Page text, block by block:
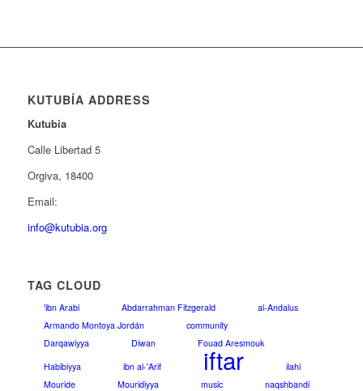
KUTUBÍA ADDRESS
Kutubia
Calle Libertad 5
Orgiva, 18400
Email:
info@kutubia.org
TAG CLOUD
'ibn Arabi Abdarrahman Fitzgerald
al-Andalus
Armando Montoya Jordán
community
Darqawiyya
Diwan
Fouad Aresmouk
Habibiyya
ibn al-'Arif iftar
ilahi
Mouride
Mouridiyya music
naqshbandi